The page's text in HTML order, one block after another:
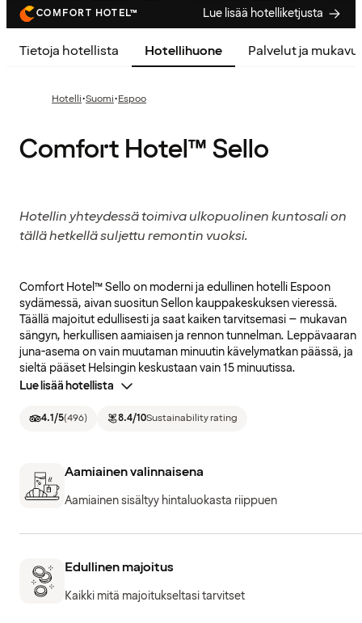
COMFORT HOTEL™ Lue lisää hotelliketjusta
Tietoja hotellista Hotellihuone Palvelut ja
Hotelli·Suomi·Espoo
Comfort Hotel™ Sello
Hotellin yhteydessä toimiva ulkopuolinen kuntosali on
tällä hetkellä suljettu remontin vuoksi.
Comfort Hotel™ Sello on moderni ja edullinen hotelli Espoon
sydämessä, aivan suositun Sellon kauppakeskuksen vieressä.
Täällä majoitut edullisesti ja saat kaiken tarvitsemasi – mukavan
sängyn, herkullisen aamiaisen ja rennon tunnelman. Leppävaaran
juna-asema on vain muutaman minuutin kävelymatkan päässä, ja
sieltä pääset Helsingin keskustaan vain 15 minuutissa.
Lue lisää hotellista
4.1/5(496) 8.4/10Sustainability rating
Aamiainen valinnaisena
Aamiainen sisältyy hintaluokasta riippuen
Edullinen majoitus
Kaikki mitä majoitukseltasi tarvitset